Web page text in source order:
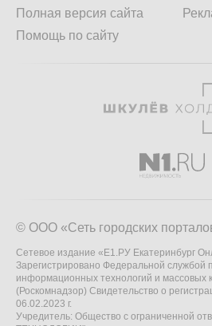
Полная версия сайта
Помощь по сайту
© ООО «Сеть городских
Сетевое издание «Е1.РУ Екатеринбург
Зарегистрировано Федеральной службой
информационных технологий и массовых
(Роскомнадзор) Свидетельство о
06.02.2023 г.
Учредитель: Общество с ограниченной